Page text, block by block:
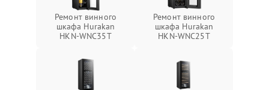
Ремонт винного
шкафа Hurakan
HKN-WNC35T
Ремонт винного
шкафа Hurakan
HKN-WNC25T